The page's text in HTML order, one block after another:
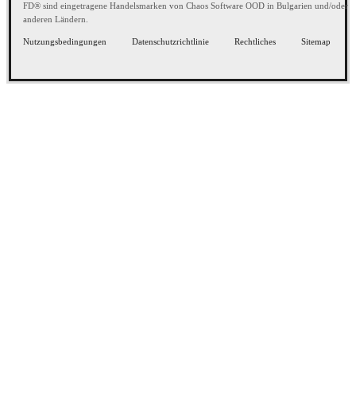
FD® sind eingetragene Handelsmarken von Chaos Software OOD in Bulgarien und/oder
anderen Ländern.
Nutzungsbedingungen Datenschutzrichtlinie Rechtliches Sitemap